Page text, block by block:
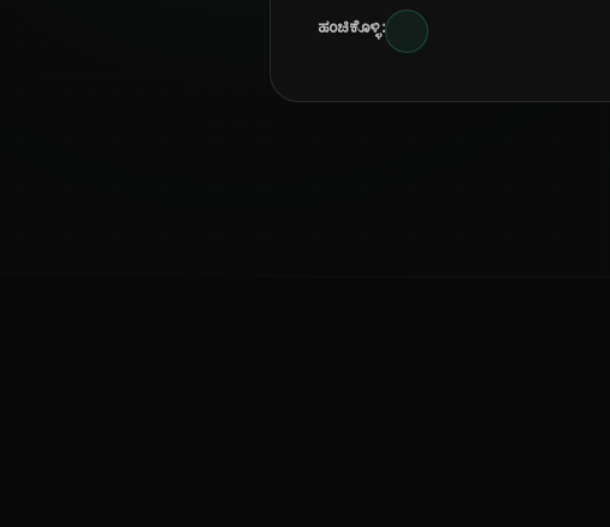
ಹಂಚಿಕೊಳ್ಳಿ: